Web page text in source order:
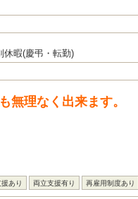
休暇(慶弔・転勤)
無理なく出来ます。
あり 両立支援有り 再雇用制度あり